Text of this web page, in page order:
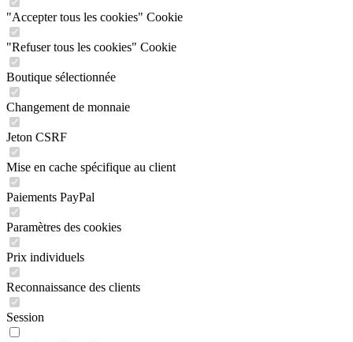
"Accepter tous les cookies" Cookie
"Refuser tous les cookies" Cookie
Boutique sélectionnée
Changement de monnaie
Jeton CSRF
Mise en cache spécifique au client
Paiements PayPal
Paramètres des cookies
Prix individuels
Reconnaissance des clients
Session